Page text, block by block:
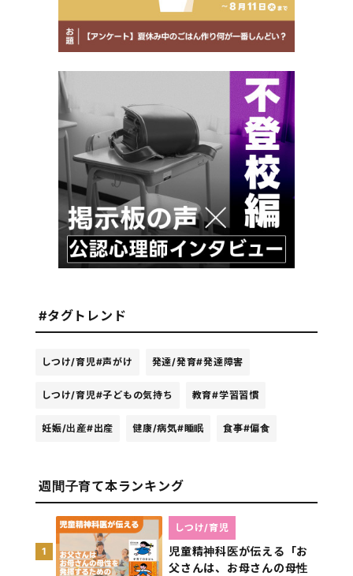
#タグトレンド
しつけ/育児#声がけ 発達/発育#発達障害
しつけ/育児#子どもの気持ち 教育#学習習慣
妊娠/出産#出産 健康/病気#睡眠 食事#偏食
週間子育て本ランキング
1
児童精神科医が伝える「お
父さんは、お母さんの母性
しつけ/育児